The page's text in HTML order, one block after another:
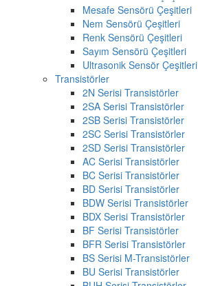
Mesafe Sensörü Çeşitleri
Nem Sensörü Çeşitleri
Renk Sensörü Çeşitleri
Sayım Sensörü Çeşitleri
Ultrasonik Sensör Çeşitleri
Transistörler
2N Serisi Transistörler
2SA Serisi Transistörler
2SB Serisi Transistörler
2SC Serisi Transistörler
2SD Serisi Transistörler
AC Serisi Transistörler
BC Serisi Transistörler
BD Serisi Transistörler
BDW Serisi Transistörler
BDX Serisi Transistörler
BF Serisi Transistörler
BFR Serisi Transistörler
BS Serisi M-Transistörler
BU Serisi Transistörler